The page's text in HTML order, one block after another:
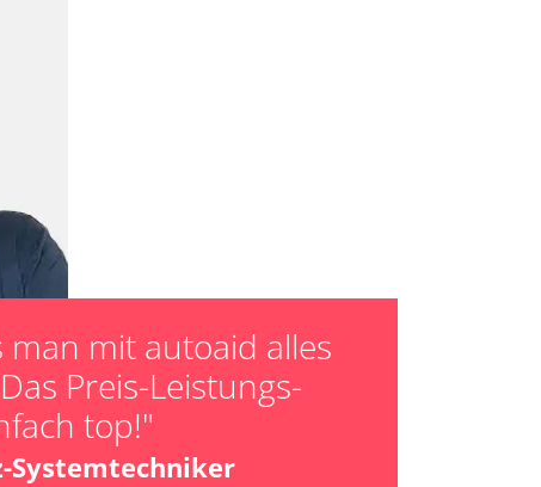
zurücksetzen
AGR Adaptionswerte
HFM Anpassungen
man mit autoaid alles
Preis-Leistungs-
top!"
Systemtechniker